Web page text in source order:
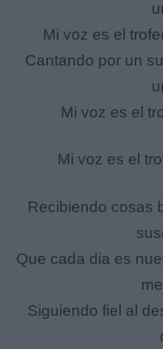
Mi voz es el
Cantando por un
Mi voz es el
Mi voz es el
Recibiendo cosas
Que cada dia es
Siguiendo fiel al